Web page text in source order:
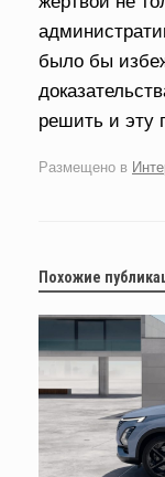
было бы
решить и эту
Размещено в
Похожие